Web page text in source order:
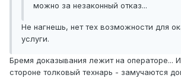
можно за незаконный отказ...
Не нагнешь, нет тех возможности для
услуги.
Бремя доказывания лежит на операторе...
стороне толковый технарь - замучаются